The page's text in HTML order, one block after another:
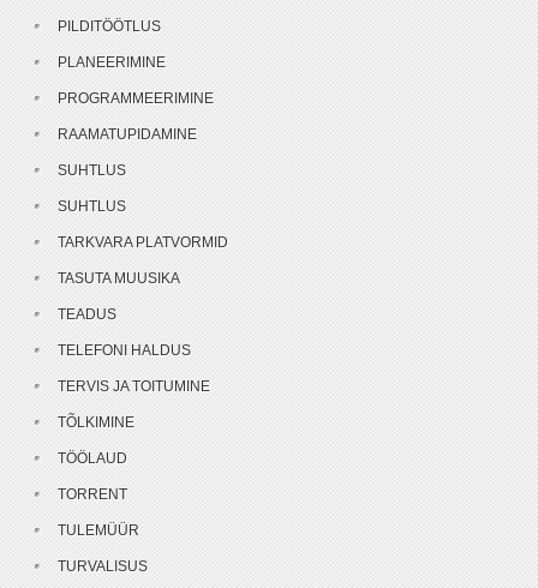
PILDITÖÖTLUS
PLANEERIMINE
PROGRAMMEERIMINE
RAAMATUPIDAMINE
SUHTLUS
SUHTLUS
TARKVARA PLATVORMID
TASUTA MUUSIKA
TEADUS
TELEFONI HALDUS
TERVIS JA TOITUMINE
TÕLKIMINE
TÖÖLAUD
TORRENT
TULEMÜÜR
TURVALISUS